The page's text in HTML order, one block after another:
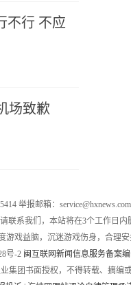
不行 不应
场致歉
举报邮箱：service@hxnews.com
联系我们，本站将在3个工作日内
戏益脑，沉迷游戏伤身，合理安
号-2 闽互联网新闻信息服务备案编
团书面授权，不得转载、摘编